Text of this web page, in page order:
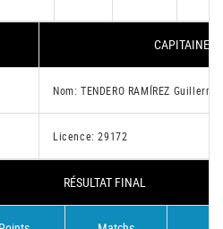
CAPITAINE
Nom: TENDERO RAMÍREZ Guillermo
Licence: 29172
RÉSULTAT FINAL